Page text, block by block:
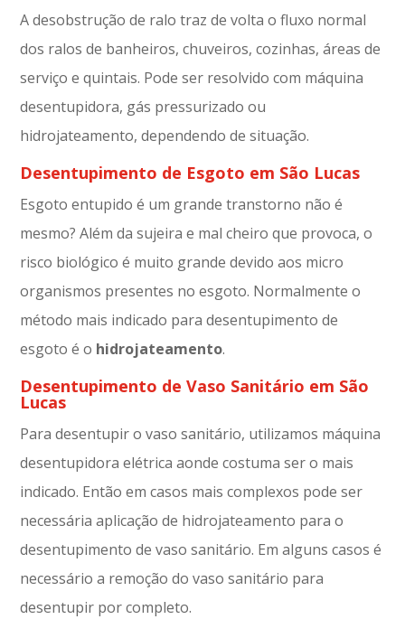
A desobstrução de ralo traz de volta o fluxo normal
dos ralos de banheiros, chuveiros, cozinhas, áreas de
serviço e quintais. Pode ser resolvido com máquina
desentupidora, gás pressurizado ou
hidrojateamento, dependendo de situação.
Desentupimento de Esgoto em São Lucas
Esgoto entupido é um grande transtorno não é
mesmo? Além da sujeira e mal cheiro que provoca, o
risco biológico é muito grande devido aos micro
organismos presentes no esgoto. Normalmente o
método mais indicado para desentupimento de
esgoto é o hidrojateamento.
Desentupimento de Vaso Sanitário em São
Lucas
Para desentupir o vaso sanitário, utilizamos máquina
desentupidora elétrica aonde costuma ser o mais
indicado. Então em casos mais complexos pode ser
necessária aplicação de hidrojateamento para o
desentupimento de vaso sanitário. Em alguns casos é
necessário a remoção do vaso sanitário para
desentupir por completo.